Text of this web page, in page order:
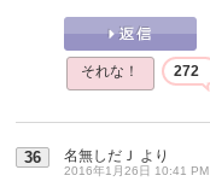
それな！ 272
36 名無しだＪ より
2016年1月26日 10:41 PM